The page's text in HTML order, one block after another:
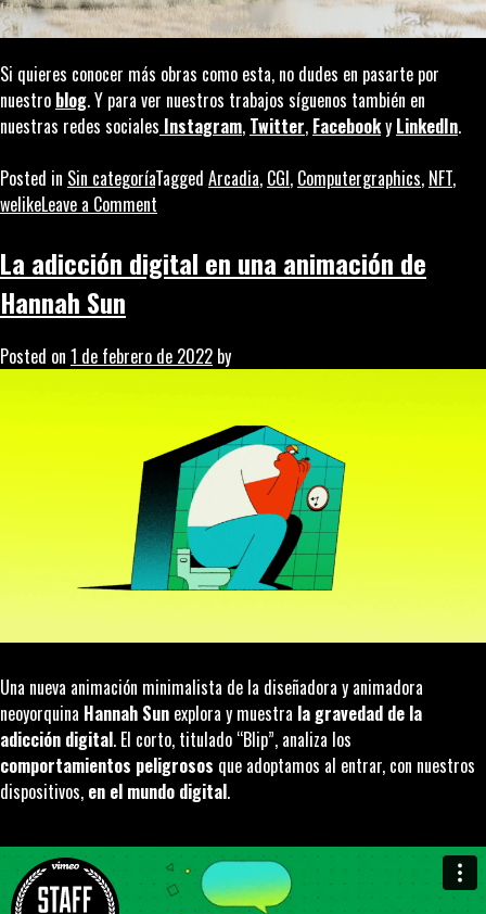
Si quieres conocer más obras como esta, no dudes en pasarte por
nuestro blog. Y para ver nuestros trabajos síguenos también en
nuestras redes sociales Instagram, Twitter, Facebooky LinkedIn.
Posted in Sin categoríaTagged Arcadia, CGI, Computergraphics, NFT,
welikeLeave a Comment
NFT
y
Andrés
La adicción digital en una animación de
Hannah Sun
Posted on 1 de febrero de 2022 by
Una nueva animación minimalista de la diseñadora y animadora
neoyorquina Hannah Sun explora y muestra la gravedad de la
adicción digital. El corto, titulado “Blip”, analiza los
comportamientos peligrosos que adoptamos al entrar, con nuestros
dispositivos, en el mundo digital.